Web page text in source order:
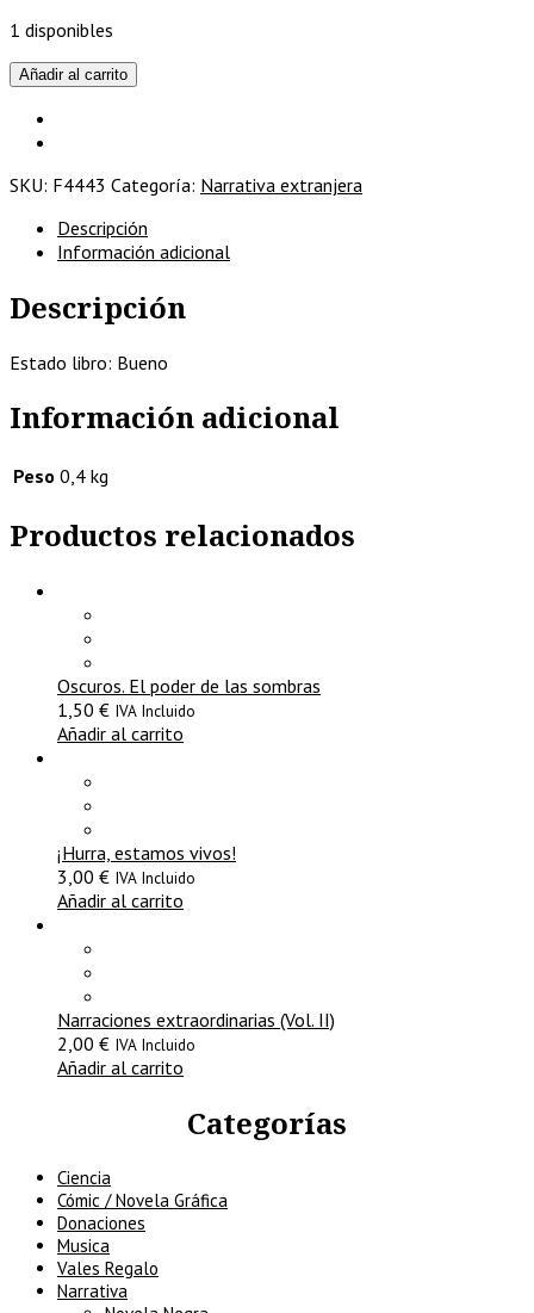
1 disponibles
Othello
/W.Shakespeare
/Catedra,1985
cantidad
Añadir al carrito
SKU: F4443 Categoría: Narrativa extranjera
Descripción
Información adicional
Descripción
Estado libro: Bueno
Información adicional
Peso 0,4 kg
Productos relacionados
Oscuros. El poder de las sombras
1,50 € IVA Incluido
Añadir al carrito
¡Hurra, estamos vivos!
3,00 € IVA Incluido
Añadir al carrito
Narraciones extraordinarias (Vol. II)
2,00 € IVA Incluido
Añadir al carrito
Categorías
Ciencia
Cómic / Novela Gráfica
Donaciones
Musica
Vales Regalo
Narrativa